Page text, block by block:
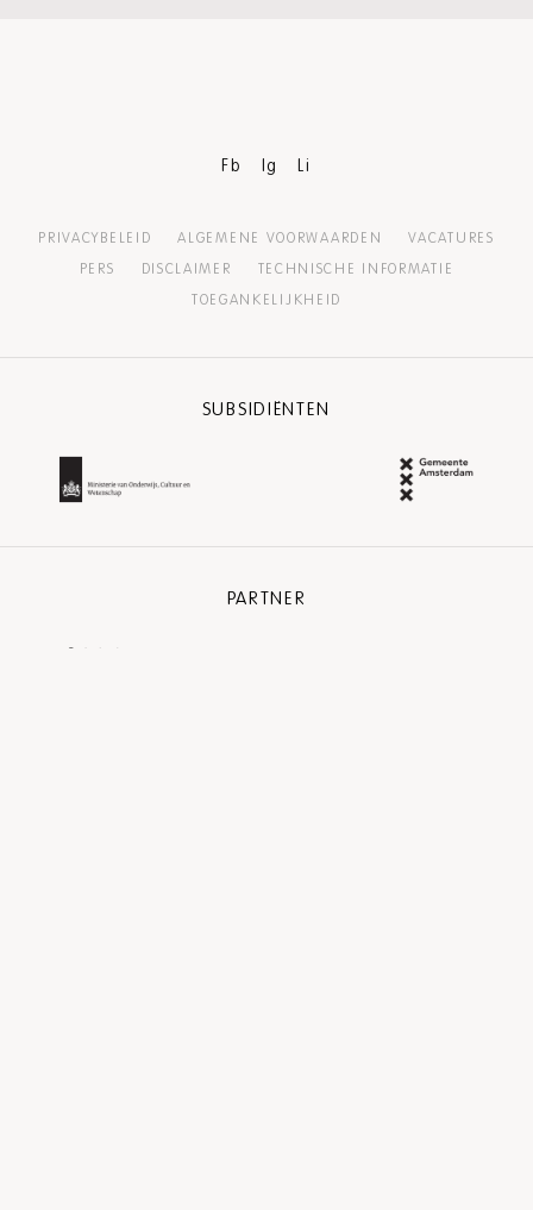
Fb Ig Li
PRIVACYBELEID ALGEMENE VOORWAARDEN
VACATURES
PERS
DISCLAIMER
TECHNISCHE INFORMATIE
TOEGANKELIJKHEID
SUBSIDIËNTEN
PARTNER